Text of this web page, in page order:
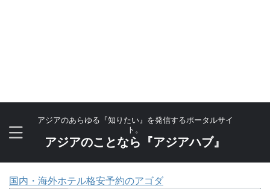
アジアのあらゆる『知りたい』を発信するポータルサイ
ト。
アジアのことなら『アジアハブ』
国内・海外ホテル格安予約のアゴダ